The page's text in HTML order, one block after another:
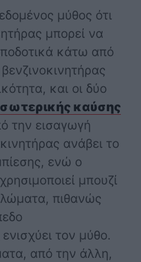
μύθος ότι
μπορεί να
κάτω από
και οι δύο
καύσης
την εισαγωγή
ανάβει το
ενώ ο
μπουζί
πιθανώς
τον μύθο.
από την άλλη,